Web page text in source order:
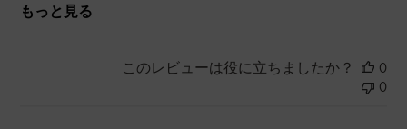
もっと見る
このレビューは役に立ちましたか？
0
0